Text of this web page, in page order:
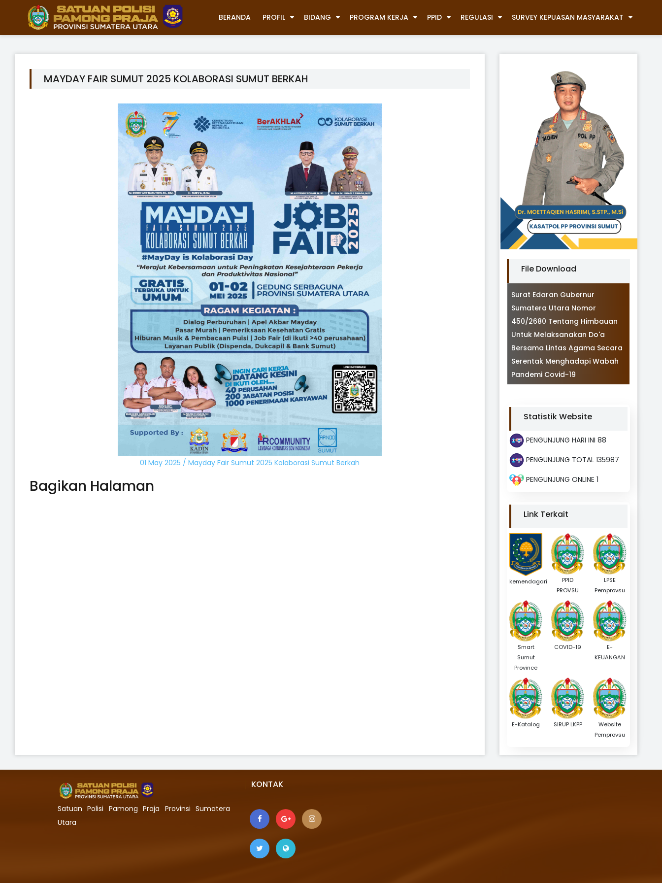
BERANDA PROFIL BIDANG PROGRAM KERJA PPID REGULASI SURVEY KEPUASAN MASYARAKAT
MAYDAY FAIR SUMUT 2025 KOLABORASI SUMUT BERKAH
01 May 2025 / Mayday Fair Sumut 2025 Kolaborasi Sumut Berkah
Bagikan Halaman
File Download
Surat Edaran Gubernur
Sumatera Utara Nomor
450/2680 Tentang Himbauan
Untuk Melaksanakan Do'a
Bersama Lintas Agama Secara
Serentak Menghadapi Wabah
Pandemi Covid-19
Statistik Website
PENGUNJUNG HARI INI 88
PENGUNJUNG TOTAL 135987
PENGUNJUNG ONLINE 1
Link Terkait
kemendagari
PPID
PROVSU
LPSE
Pemprovsu
Smart
Sumut
Province
COVID-19
E-
KEUANGAN
E-Katalog SIRUP LKPP
Website
Pemprovsu
Satuan Polisi Pamong Praja Provinsi Sumatera
Utara
KONTAK